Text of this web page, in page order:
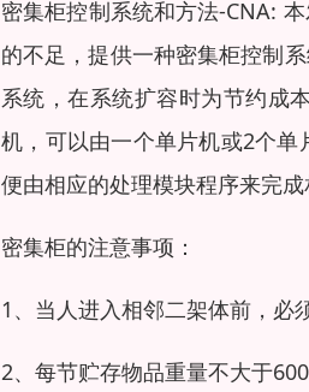
密集柜控制系统和方法-CNA:
的不足，提供一种密集柜控制
系统，在系统扩容时为节约成
机，可以由一个单片机或2个
便由相应的处理模块程序来完
密集柜的注意事项：
1、当人进入相邻二架体前，必
2、每节贮存物品重量不大于